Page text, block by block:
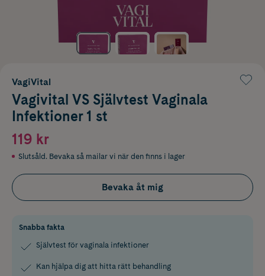
VagiVital
Vagivital VS Självtest Vaginala
Infektioner 1 st
119 kr
Slutsåld. Bevaka så mailar vi när den finns i lager
Bevaka åt mig
Snabba fakta
Självtest för vaginala infektioner
Kan hjälpa dig att hitta rätt behandling